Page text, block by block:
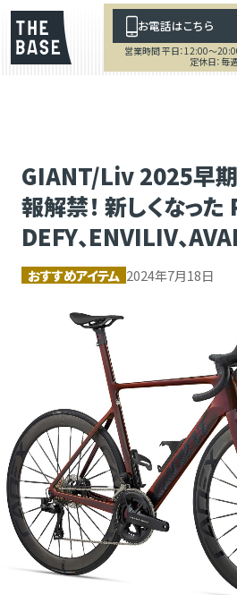
お電話はこちら
営業時間 平日：12:00～
定休日：毎
GIANT/Liv 2025早
報解禁！ 新しくなった
DEFY、ENVILIV、
おすすめアイテム 2024年7月18日